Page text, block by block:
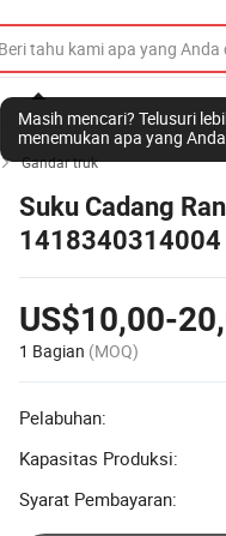
Masih mencari? Telusuri
menemukan apa yang
 Gandar truk
Suku Cadang
1418340314004
US$10,00-
1 Bagian (MOQ)
Pelabuhan:
Kapasitas Produksi:
Syarat Pembayaran: